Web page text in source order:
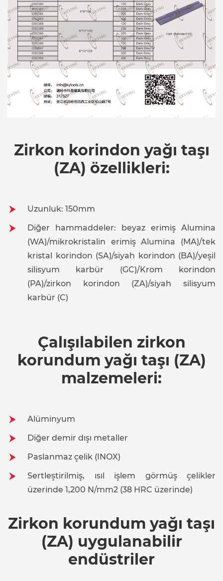
Zirkon korindon yağı taşı
(ZA) özellikleri:
Uzunluk: 150mm
Diğer hammaddeler: beyaz erimiş Alumina
(WA)/mikrokristalin erimiş Alumina (MA)/tek
kristal korindon (SA)/siyah korindon (BA)/yeşil
silisyum karbür (GC)/Krom korindon
(PA)/zirkon korindon (ZA)/siyah silisyum
karbür (C)
Çalışılabilen zirkon
korundum yağı taşı (ZA)
malzemeleri:
Alüminyum
Diğer demir dışı metaller
Paslanmaz çelik (INOX)
Sertleştirilmiş, ısıl işlem görmüş çelikler
üzerinde 1,200 N/mm2 (38 HRC üzerinde)
Zirkon korundum yağı taşı
(ZA) uygulanabilir
endüstriler